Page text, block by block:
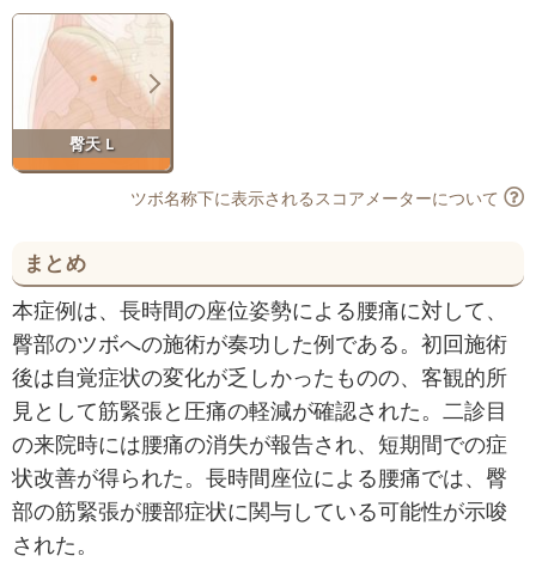
臀天 L
ツボ名称下に表示されるスコアメーターについて
まとめ
本症例は、長時間の座位姿勢による腰痛に対して、
臀部のツボへの施術が奏功した例である。初回施術
後は自覚症状の変化が乏しかったものの、客観的所
見として筋緊張と圧痛の軽減が確認された。二診目
の来院時には腰痛の消失が報告され、短期間での症
状改善が得られた。長時間座位による腰痛では、臀
部の筋緊張が腰部症状に関与している可能性が示唆
された。